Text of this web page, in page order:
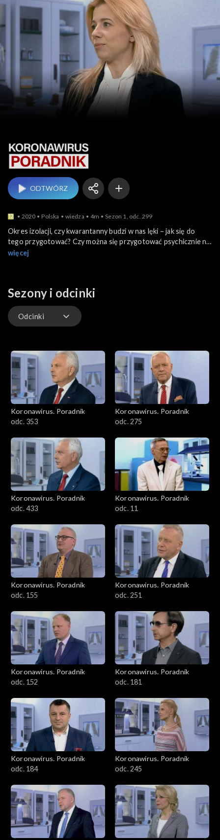
Koronawirus. Poradnik
ODTWÓRZ
2020 Polska wiedza 4m Sezon 1, odc. 299
Okres izolacji, czy kwarantanny budzi w nas lęki – jak się do
tego przygotować? Czy można się przygotować psychicznie na
ewentualne zachorowanie? Czy możemy robić sobie jakiś
więcej
Sezony i odcinki
Odcinki
Koronawirus. Poradnik
odc. 353
Koronawirus. Poradnik
odc. 275
Koronawirus. Poradnik
odc. 433
Koronawirus. Poradnik
odc. 11
Koronawirus. Poradnik
odc. 155
Koronawirus. Poradnik
odc. 251
Koronawirus. Poradnik
odc. 152
Koronawirus. Poradnik
odc. 181
Koronawirus. Poradnik
odc. 184
Koronawirus. Poradnik
odc. 245